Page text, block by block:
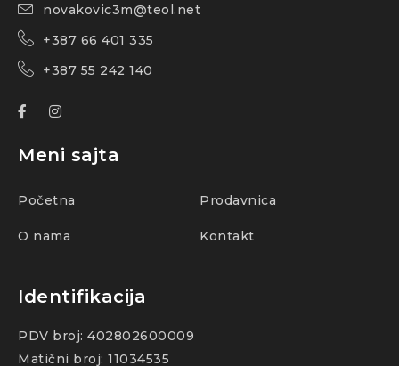
novakovic3m@teol.net
+387 66 401 335
+387 55 242 140
Meni sajta
Početna Prodavnica
O nama Kontakt
Identifikacija
PDV broj: 402802600009
Matični broj: 11034535